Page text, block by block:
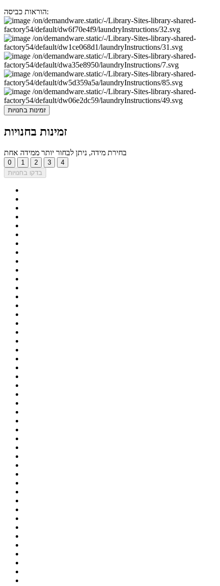
הוראות כביסה:
זמינות בחנויות
זמינות בחנויות
בחירת מידה, ניתן לבחור יותר ממידה אחת
0 1 2 3
4
בדקו בחנויות